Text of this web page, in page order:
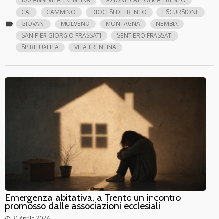
label
CAI
CAMMINO DIOCESI DI TRENTO
ESCURSIONE
GIOVANI
MOLVENO MONTAGNA
NEMBIA
SAN PIER GIORGIO FRASSATI
SENTIERO FRASSATI
SPIRITUALITÀ
VITA TRENTINA
Emergenza abitativa, a Trento un incontro
promosso dalle associazioni ecclesiali